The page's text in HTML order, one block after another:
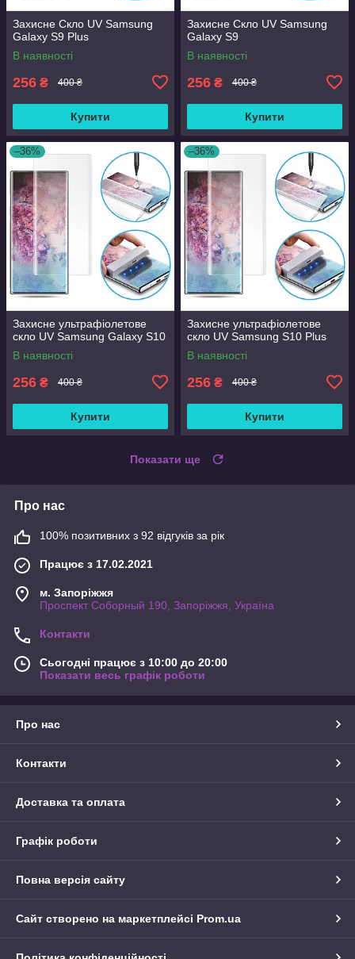
Захисне Скло UV Samsung
Galaxy S9 Plus
В наявності
256 ₴ 400 ₴
Купити
Захисне Скло UV Samsung
Galaxy S9
В наявності
256 ₴ 400 ₴
Купити
–36%
Захисне ультрафіолетове
скло UV Samsung Galaxy S10
В наявності
256 ₴ 400 ₴
Купити
–36%
Захисне ультрафіолетове
скло UV Samsung S10 Plus
В наявності
256 ₴ 400 ₴
Купити
Показати ще
Про нас
100% позитивних з 92 відгуків за рік
Працює з 17.02.2021
м. Запоріжжя
Проспект Соборный 190, Запоріжжя, Україна
Контакти
Сьогодні працює з 10:00 до 20:00
Показати весь графік роботи
Про нас
Контакти
Доставка та оплата
Графік роботи
Повна версія сайту
Сайт створено на маркетплейсі Prom.ua